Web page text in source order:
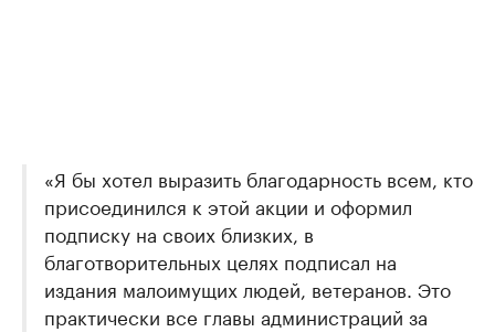
«Я бы хотел выразить благодарность всем, кто
присоединился к этой акции и оформил
подписку на своих близких, в
благотворительных целях подписал на
издания малоимущих людей, ветеранов. Это
практически все главы администраций за